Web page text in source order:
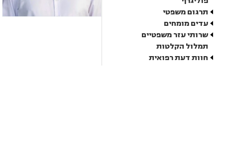
תרגום משפטי
עדים מומחים
שרותי עזר משפטיים
תמלול הקלטות
חוות דעת רפואית